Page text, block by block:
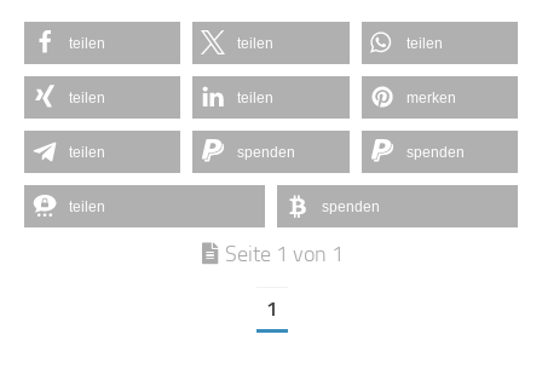
teilen teilen teilen
teilen teilen merken
teilen spenden spenden
teilen spenden
Seite 1 von 1
1